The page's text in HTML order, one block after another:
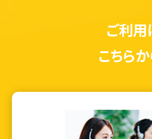
ご利用
こちらか